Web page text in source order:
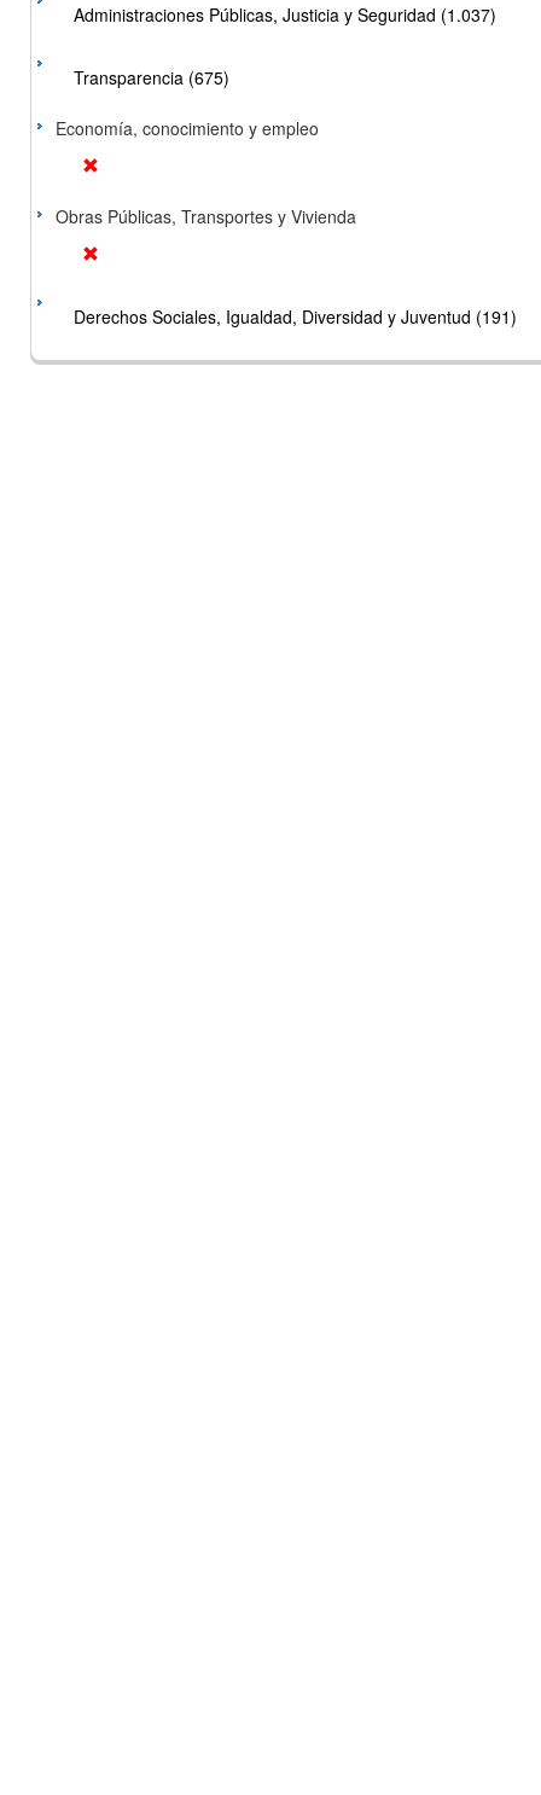
Administraciones Públicas, Justicia y Seguridad (1.037)
Transparencia (675)
Economía, conocimiento y empleo
Obras Públicas, Transportes y Vivienda
Derechos Sociales, Igualdad, Diversidad y Juventud (191)